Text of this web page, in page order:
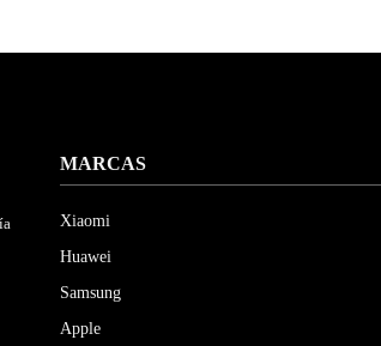
MARCAS
Xiaomi
Huawei
Samsung
Apple